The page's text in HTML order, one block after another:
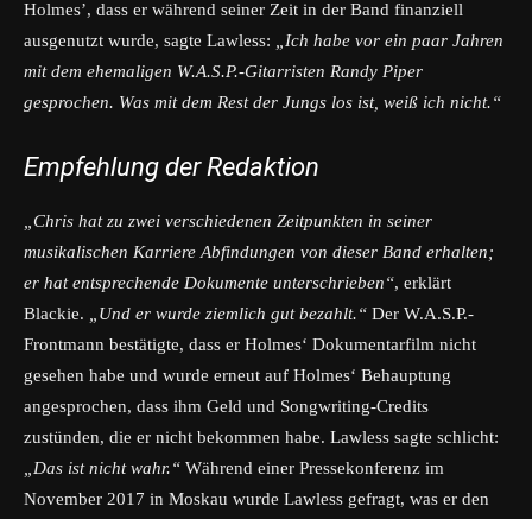
Holmes’, dass er während seiner Zeit in der Band finanziell
ausgenutzt wurde, sagte Lawless:
„Ich habe vor ein paar Jahren
mit dem ehemaligen W.A.S.P.-Gitarristen Randy Piper
gesprochen. Was mit dem Rest der Jungs los ist, weiß ich nicht.“
Empfehlung der Redaktion
„Chris hat zu zwei verschiedenen Zeitpunkten in seiner
musikalischen Karriere Abfindungen von dieser Band erhalten;
er hat entsprechende Dokumente unterschrieben“, erklärt
Blackie.
„Und er wurde ziemlich gut bezahlt.“ Der W.A.S.P.-
Frontmann bestätigte, dass er Holmes‘ Dokumentarfilm nicht
gesehen habe und wurde erneut auf Holmes‘ Behauptung
angesprochen, dass ihm Geld und Songwriting-Credits
zustünden, die er nicht bekommen habe. Lawless sagte schlicht:
„Das ist nicht wahr.“ Während einer Pressekonferenz im
November 2017 in Moskau wurde Lawless gefragt, was er den